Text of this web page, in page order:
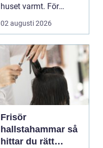
huset varmt. För
många är brasan i
kami...
02 augusti 2026
Frisör
hallstahammar så
hittar du rätt